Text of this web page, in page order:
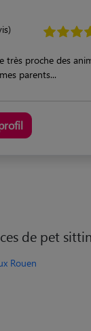
très proche des
parents...
de pet
Rouen